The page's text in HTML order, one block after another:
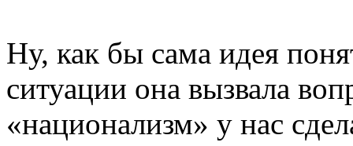
Ну, как бы сама идея
ситуации она вызвала
«национализм» у нас